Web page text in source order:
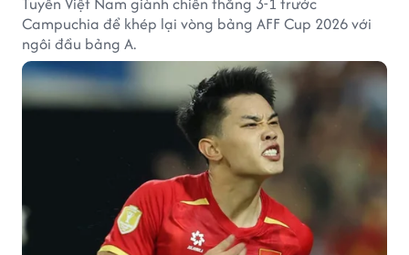
Campuchia để khép lại vòng bảng AFF Cup 2026 với
ngôi đầu bảng A.